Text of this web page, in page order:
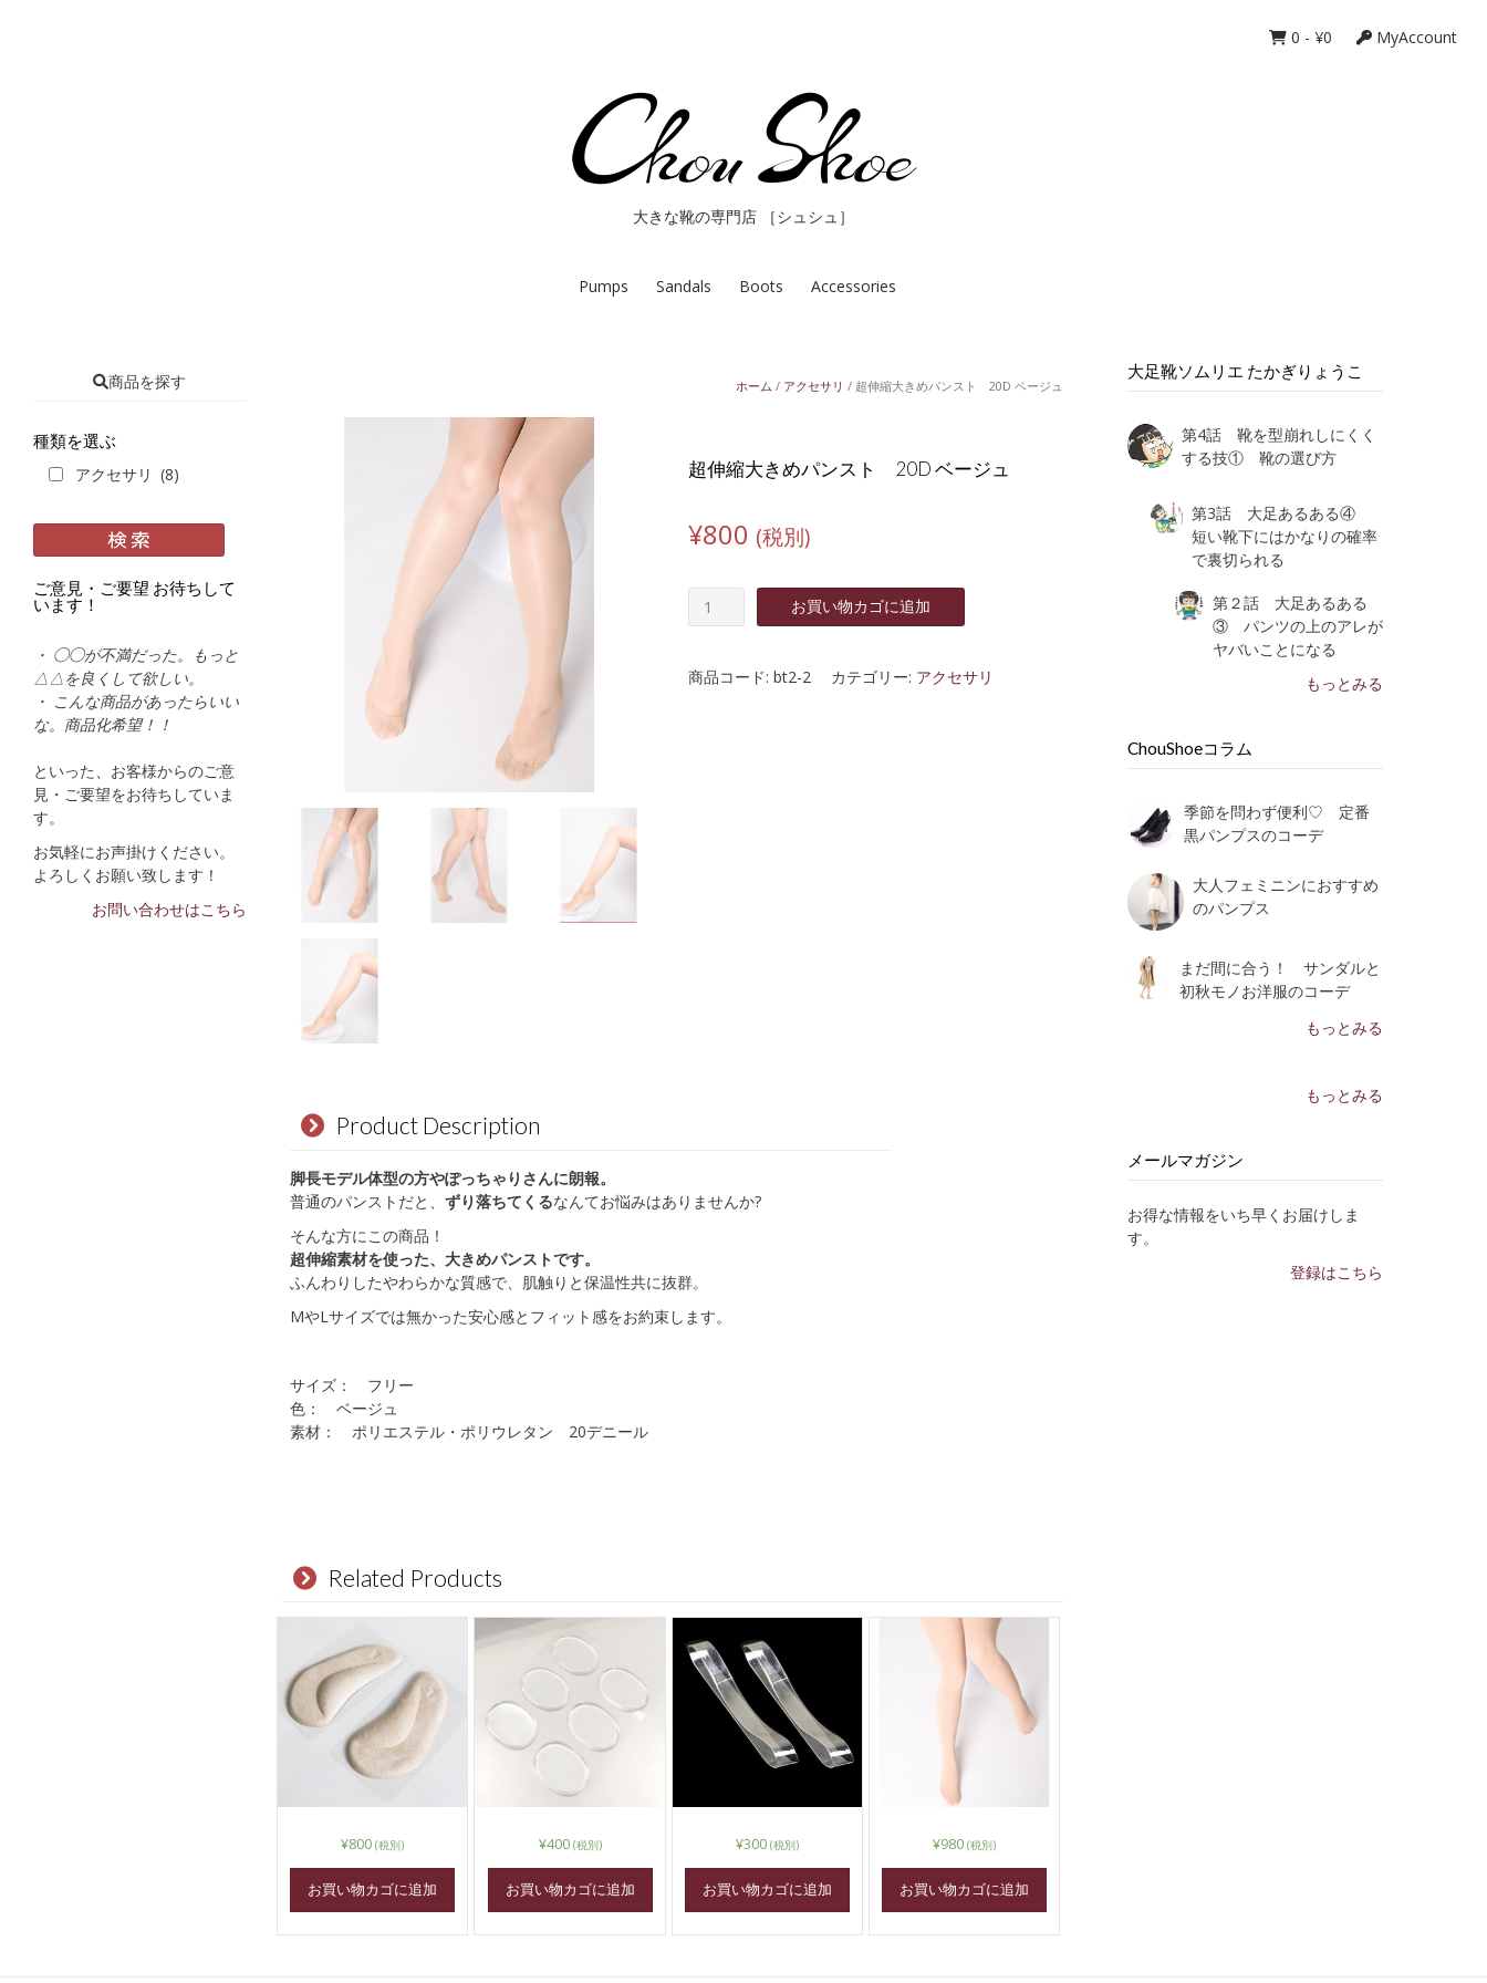
0 - ¥0 MyAccount
大きな靴の専門店 ［シュシュ］
Pumps Sandals Boots Accessories
商品を探す
種類を選ぶ
アクセサリ (8)
ご意見・ご要望 お待ちして
います！
・ ◯◯が不満だった。もっと
△△を良くして欲しい。
・ こんな商品があったらいい
な。商品化希望！！
といった、お客様からのご意
見・ご要望をお待ちしていま
す。
お気軽にお声掛けください。
よろしくお願い致します！
お問い合わせはこちら
ホーム / アクセサリ / 超伸縮大きめパンスト 20D ベージュ
超伸縮大きめパンスト 20D ベージュ
¥800 (税別)
伸
大
き
お買い物カゴに追加
商品コード: bt2-2 カテゴリー: アクセサリ
Product Description
脚長モデル体型の方やぽっちゃりさんに朗報。
普通のパンストだと、 ずり落ちてくるなんてお悩みはありませんか?
そんな方にこの商品！
超伸縮素材を使った、大きめパンストです。
ふんわりしたやわらかな質感で、肌触りと保温性共に抜群。
MやLサイズでは無かった安心感とフィット感をお約束します。
サイズ： フリー
色： ベージュ
素材： ポリエステル・ポリウレタン 20デニール
Related Products
¥800 (税別)
お買い物カゴに追加
¥400 (税別)
お買い物カゴに追加
¥300 (税別)
お買い物カゴに追加
¥980 (税別)
お買い物カゴに追加
大足靴ソムリエ たかぎりょうこ
第4話 靴を型崩れしにくく
する技① 靴の選び方
第3話 大足あるある④
短い靴下にはかなりの確率
で裏切られる
第２話 大足あるある
③ パンツの上のアレが
ヤバいことになる
もっとみる
ChouShoeコラム
季節を問わず便利♡ 定番
黒パンプスのコーデ
大人フェミニンにおすすめ
のパンプス
まだ間に合う！ サンダルと
初秋モノお洋服のコーデ
もっとみる
もっとみる
メールマガジン
お得な情報をいち早くお届けしま
す。
登録はこちら